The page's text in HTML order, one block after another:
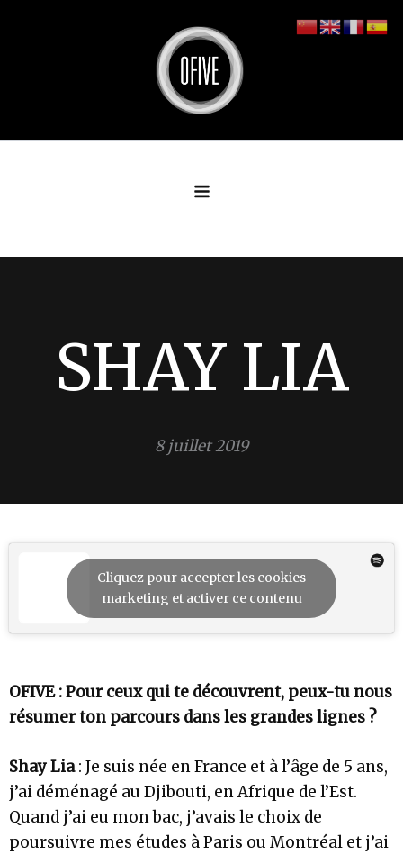
SHAY LIA
8 juillet 2019
Cliquez pour accepter les cookies
marketing et activer ce contenu
OFIVE : Pour ceux qui te découvrent, peux-tu nous
résumer ton parcours dans les grandes lignes ?
Shay Lia: Je suis née en France et à l’âge de 5 ans,
j’ai déménagé au Djibouti, en Afrique de l’Est.
Quand j’ai eu mon bac, j’avais le choix de
poursuivre mes études à Paris ou Montréal et j’ai